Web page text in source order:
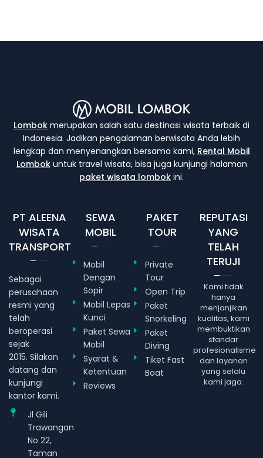
Lombok merupakan salah satu destinasi wisata terbaik di
Indonesia. Jadikan pengalaman berwisata Anda lebih
lengkap dan menyenangkan bersama kami, Rental Mobil
Lombokuntuk travel wisata, bisa juga kunjungi halaman
paket wisata lombok ini.
PT ALEENA
WISATA
TRANSPORT
Sebagai
perusahaan
resmi yang
telah
beroperasi
sejak
2015. Silakan
datang dan
kunjungi
kantor kami.
Jl Gili
Trawangan
No 22,
Taman
SEWA
MOBIL
Mobil
Dengan
Sopir
Mobil Lepas
Kunci
Paket Sewa
Mobil
Syarat &
Ketentuan
Reviews
PAKET
TOUR
Private
Tour
Open Trip
Paket
Snorkeling
Paket
Diving
Tiket Fast
Boat
REPUTASI
YANG
TELAH
TERUJI
Kami tidak
hanya
menjanjikan
kualitas, kami
membuktikan
standar
profesionalisme
dan layanan
yang selalu
kami jaga.